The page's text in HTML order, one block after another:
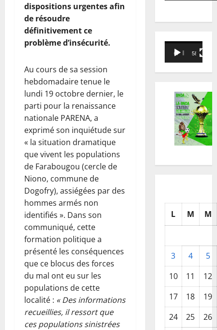
dispositions urgentes afin
de résoudre
définitivement ce
problème d’insécurité.
Au cours de sa session
hebdomadaire tenue le
lundi 19 octobre dernier, le
parti pour la renaissance
nationale PARENA, a
exprimé son inquiétude sur
« la situation dramatique
que vivent les populations
de Farabougou (cercle de
Niono, commune de
Dogofry), assiégées par des
hommes armés non
identifiés ». Dans son
communiqué, cette
formation politique a
présenté les conséquences
que ce blocus des forces
du mal ont eu sur les
populations de cette
localité : « Des informations
recueillies, il ressort que
ces populations sinistrées
Lecteur
vidéo
00:00 58:18
L M M
3 4
5
10
11
12
17
18
19
24
25
26